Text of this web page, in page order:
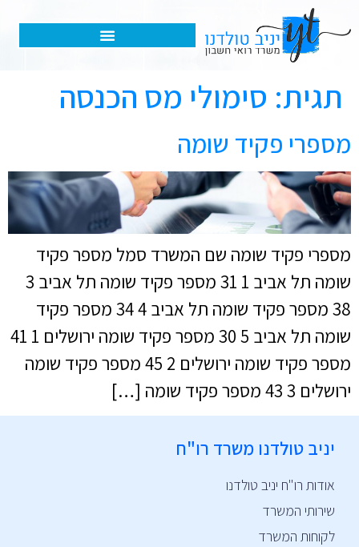
תגית: סימולי מס הכנסה
מספרי פקיד שומה
מספרי פקיד שומה שם המשרד סמל מספר פקיד
שומה תל אביב 1 31 מספר פקיד שומה תל אביב 3
38 מספר פקיד שומה תל אביב 4 34 מספר פקיד
שומה תל אביב 5 30 מספר פקיד שומה ירושלים 1 41
מספר פקיד שומה ירושלים 2 45 מספר פקיד שומה
ירושלים 3 43 מספר פקיד שומה […]
יניב טולדנו משרד רו"ח
אודות רו"ח יניב טולדנו
שירותי המשרד
לקוחות המשרד